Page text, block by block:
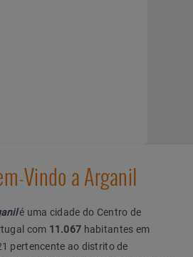
Vindo a Arganil
é uma cidade do Centro de
com 11.067 habitantes em
pertencente ao distrito de